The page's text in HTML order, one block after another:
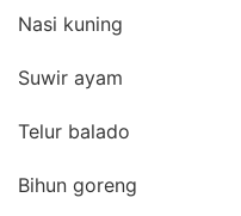
Nasi kuning
Suwir ayam
Telur balado
Bihun goreng